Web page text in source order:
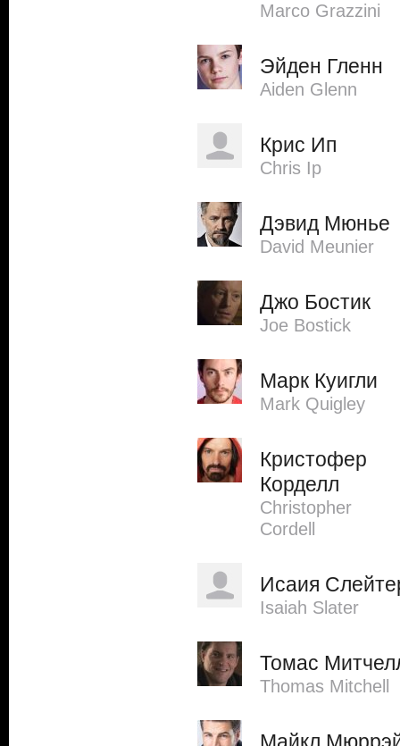
Marco Grazzini
Эйден Гленн
Aiden Glenn
Крис Ип
Chris Ip
Дэвид Мюнье
David Meunier
Джо Бостик
Joe Bostick
Марк Куигли
Mark Quigley
Кристофер
Корделл
Christopher
Cordell
Исаия
Isaiah Slater
Томас
Thomas Mitchell